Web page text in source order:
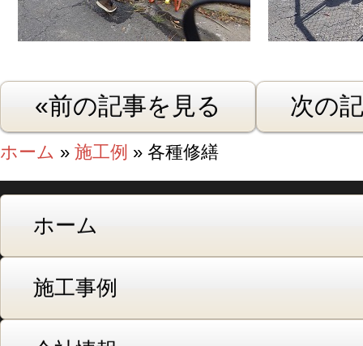
«前の記事を見る 次の
ホーム » 施工例 » 各種修繕
ホーム
施工事例